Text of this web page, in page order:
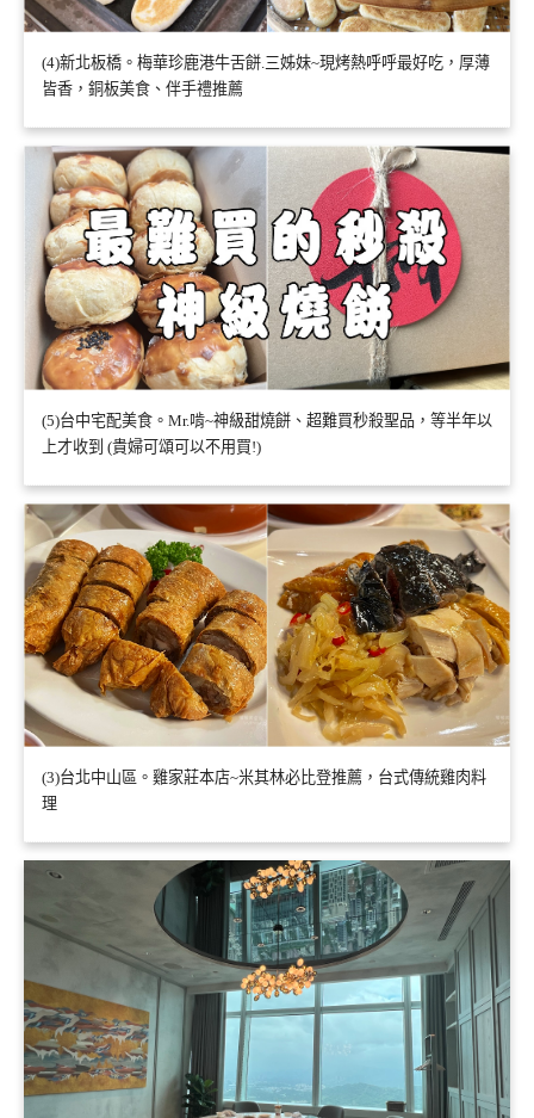
(4)新北板橋。梅華珍鹿港牛舌餅.三姊妹~現烤熱呼呼最好吃，厚薄
皆香，銅板美食、伴手禮推薦
(5)台中宅配美食。Mr.啃~神級甜燒餅、超難買秒殺聖品，等半年以
上才收到 (貴婦可頌可以不用買!)
(3)台北中山區。雞家莊本店~米其林必比登推薦，台式傳統雞肉料
理